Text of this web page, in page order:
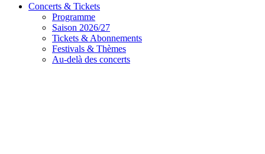
Concerts & Tickets
Programme
Saison 2026/27
Tickets & Abonnements
Festivals & Thèmes
Au-delà des concerts